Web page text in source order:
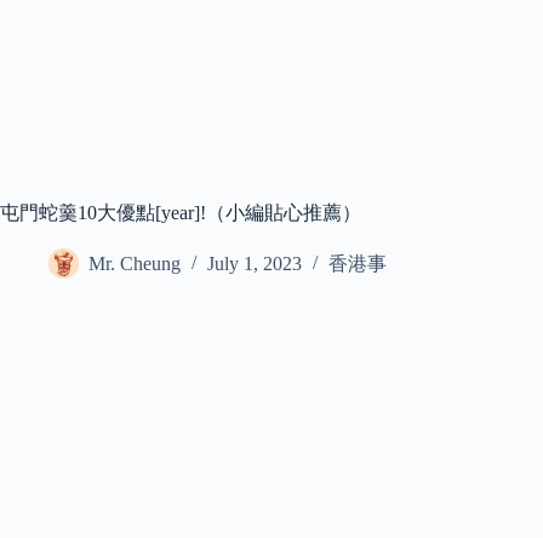
屯門蛇羹10大優點[year]!（小編貼心推薦）
Mr. Cheung July 1, 2023 香港事